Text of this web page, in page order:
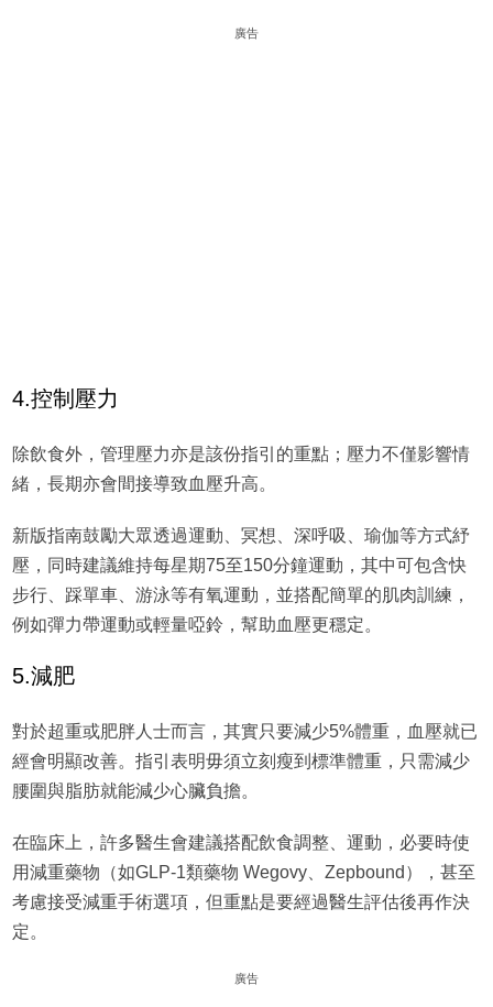
廣告
4.控制壓力
除飲食外，管理壓力亦是該份指引的重點；壓力不僅影響情
緒，長期亦會間接導致血壓升高。
新版指南鼓勵大眾透過運動、冥想、深呼吸、瑜伽等方式紓
壓，同時建議維持每星期75至150分鐘運動，其中可包含快
步行、踩單車、游泳等有氧運動，並搭配簡單的肌肉訓練，
例如彈力帶運動或輕量啞鈴，幫助血壓更穩定。
5.減肥
對於超重或肥胖人士而言，其實只要減少5%體重，血壓就已
經會明顯改善。指引表明毋須立刻瘦到標準體重，只需減少
腰圍與脂肪就能減少心臟負擔。
在臨床上，許多醫生會建議搭配飲食調整、運動，必要時使
用減重藥物（如GLP-1類藥物 Wegovy、Zepbound），甚至
考慮接受減重手術選項，但重點是要經過醫生評估後再作決
定。
廣告